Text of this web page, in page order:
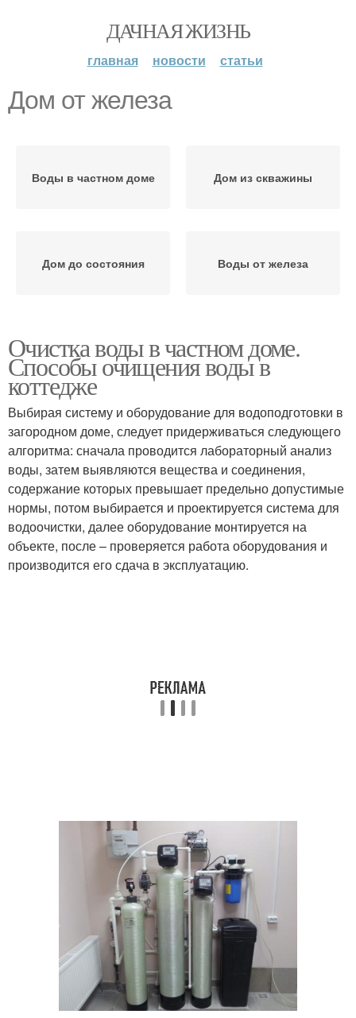
ДАЧНАЯ ЖИЗНЬ
главная новости статьи
Дом от железа
Воды в частном доме Дом из скважины
Дом до состояния Воды от железа
Очистка воды в частном доме.
Способы очищения воды в
коттедже
Выбирая систему и оборудование для водоподготовки в
загородном доме, следует придерживаться следующего
алгоритма: сначала проводится лабораторный анализ
воды, затем выявляются вещества и соединения,
содержание которых превышает предельно допустимые
нормы, потом выбирается и проектируется система для
водоочистки, далее оборудование монтируется на
объекте, после – проверяется работа оборудования и
производится его сдача в эксплуатацию.